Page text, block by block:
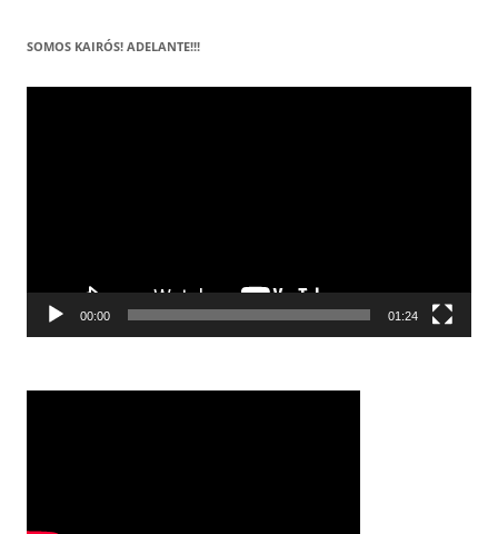
SOMOS KAIRÓS! ADELANTE!!!
Reproductor
00:00 01:24